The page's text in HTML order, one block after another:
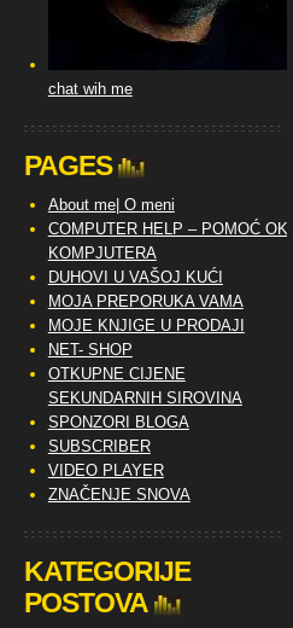
chat wih me
PAGES
About me| O meni
COMPUTER HELP – POMOĆ OKO
KOMPJUTERA
DUHOVI U VAŠOJ KUĆI
MOJA PREPORUKA VAMA
MOJE KNJIGE U PRODAJI
NET- SHOP
OTKUPNE CIJENE
SEKUNDARNIH SIROVINA
SPONZORI BLOGA
SUBSCRIBER
VIDEO PLAYER
ZNAČENJE SNOVA
KATEGORIJE
POSTOVA